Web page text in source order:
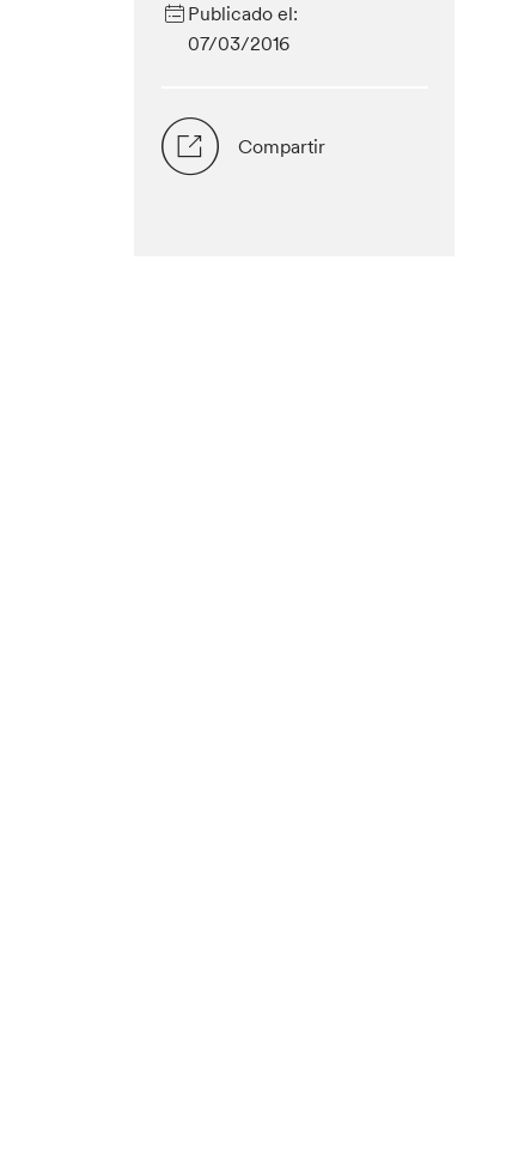
Publicado el:
07/03/2016
Compartir